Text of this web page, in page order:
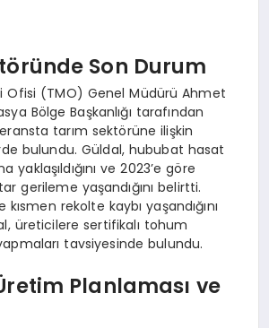
Son Durum
Ofisi (TMO) Genel Müdürü Ahmet
Bölge Başkanlığı tarafından
tarım sektörüne ilişkin
bulundu. Güldal, hububat hasat
yaklaşıldığını ve 2023’e göre
gerileme yaşandığını belirtti.
kısmen rekolte kaybı yaşandığını
üreticilere sertifikalı tohum
tavsiyesinde bulundu.
Planlaması ve